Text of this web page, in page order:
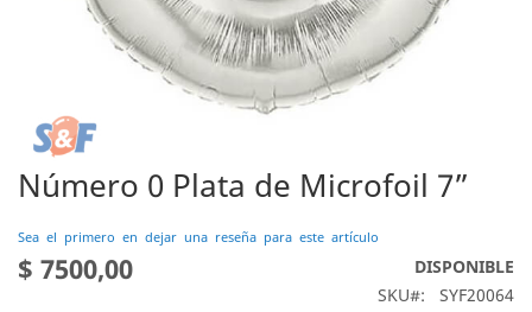
Número 0 Plata de Microfoil 7”
Sea el primero en dejar una reseña para este artículo
$ 7500,00 DISPONIBLE
SKU SYF20064
Saltar
la